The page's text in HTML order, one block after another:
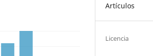
Artículos
Licencia